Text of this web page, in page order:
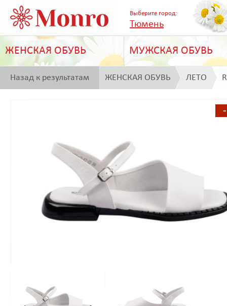
Выберите город:
Тюмень
ЖЕНСКАЯ ОБУВЬ МУЖСКАЯ ОБУВЬ
Назад к результатам ЖЕНСКАЯ ОБУВЬ ЛЕТО